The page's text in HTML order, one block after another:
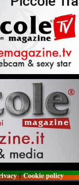
|Cookie policy